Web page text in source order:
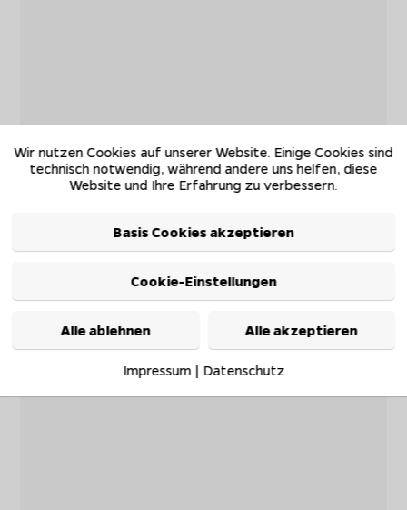
Wir nutzen Cookies auf unserer Website. Einige Cookies sind
technisch notwendig, während andere uns helfen, diese
Website und Ihre Erfahrung zu verbessern.
Basis Cookies akzeptieren
Cookie-Einstellungen
Alle ablehnen Alle akzeptieren
Impressum| Datenschutz